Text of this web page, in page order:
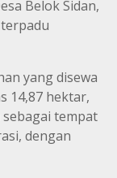
Belok Sidan,
yang disewa
14,87 hektar,
tempat
dengan